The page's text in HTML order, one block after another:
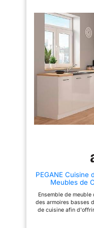
Hauteur 85,7 cm Dimension
meubles hauts : Profondeur
30,5 x Hauteur 57,5 cm
: Chêne bernstein Poids :
Accessoires : charnières
Hettich, poignée en
glissières Plan de travail,
robinetterie , Appareils
électroménagers non
PEGANE
Meubles de
Ensemble de
des armoires basses
de cuisine afin